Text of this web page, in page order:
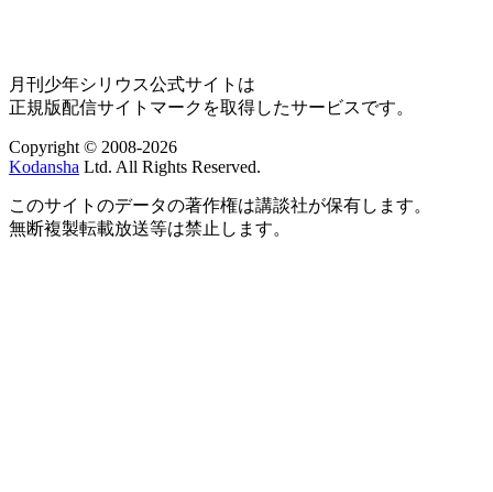
月刊少年シリウス公式サイトは
正規版配信サイトマークを取得したサービスです。
Copyright © 2008-2026
Kodansha Ltd. All Rights Reserved.
このサイトのデータの著作権は講談社が保有します。
無断複製転載放送等は禁止します。